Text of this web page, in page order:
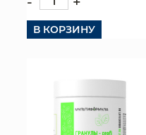
В КОРЗИНУ